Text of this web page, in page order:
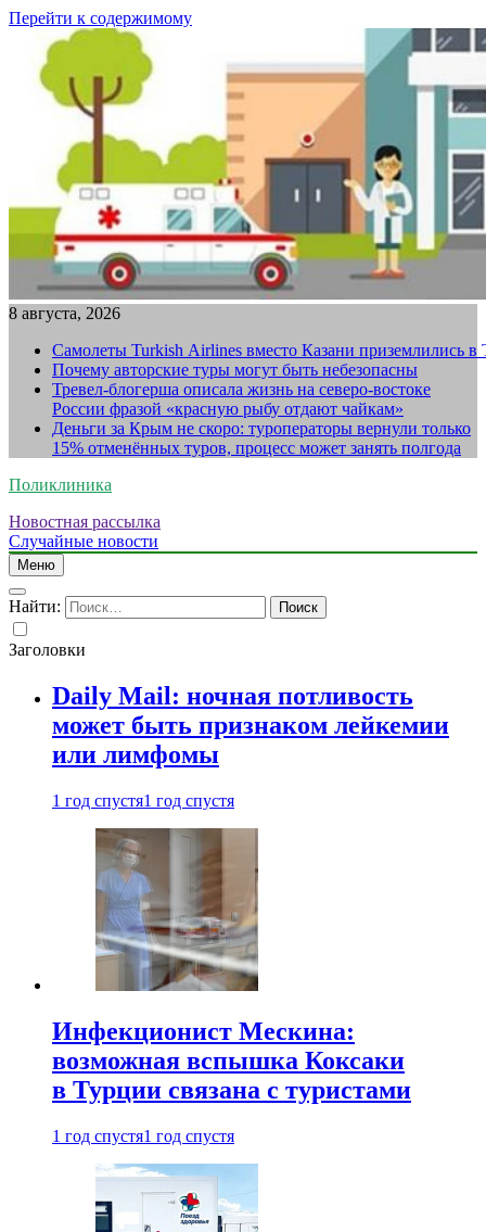
Перейти к содержимому
8 августа, 2026
Самолеты Turkish Airlines вместо Казани приземлились в
Почему авторские туры могут быть небезопасны
Тревел-блогерша описала жизнь на северо-востоке
России фразой «красную рыбу отдают чайкам»
Деньги за Крым не скоро: туроператоры вернули только
15% отменённых туров, процесс может занять полгода
Поликлиника
Новостная рассылка
Случайные новости
Меню
Найти:
Заголовки
Daily Mail: ночная потливость
может быть признаком лейкемии
или лимфомы
1 год спустя1 год спустя
Инфекционист Мескина:
возможная вспышка Коксаки
в Турции связана с туристами
1 год спустя1 год спустя